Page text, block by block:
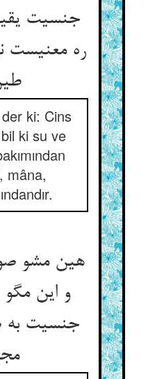
جنسیت
ره معنیست
ki: Cins
ki su ve
mâna,
هین مشو
و این
جنسیت به
مجو